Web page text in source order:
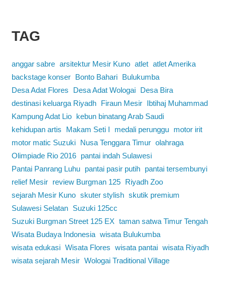
TAG
anggar sabre arsitektur Mesir Kuno atlet atlet Amerika
backstage konser
Bonto Bahari
Bulukumba
Desa Adat Flores
Desa Adat Wologai
Desa Bira
destinasi keluarga Riyadh
Firaun Mesir
Ibtihaj Muhammad
Kampung Adat Lio
kebun binatang Arab Saudi
kehidupan artis
Makam Seti I medali perunggu
motor irit
motor matic Suzuki
Nusa Tenggara Timur olahraga
Olimpiade Rio 2016
pantai indah Sulawesi
Pantai Panrang Luhu
pantai pasir putih
pantai tersembunyi
relief Mesir
review Burgman 125
Riyadh Zoo
sejarah Mesir Kuno skuter stylish skutik premium
Sulawesi Selatan
Suzuki 125cc
Suzuki Burgman Street 125 EX taman satwa Timur Tengah
Wisata Budaya Indonesia wisata Bulukumba
wisata edukasi Wisata Flores wisata pantai wisata Riyadh
wisata sejarah Mesir Wologai Traditional Village